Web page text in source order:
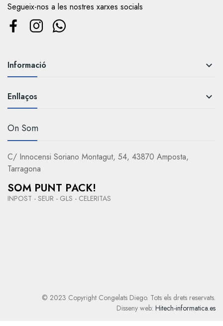
Segueix-nos a les nostres xarxes socials
Informació 
Enllaços 
On Som
C/ Innocensi Soriano Montagut, 54, 43870 Amposta,
Tarragona
SOM PUNT PACK!
INPOST - SEUR - GLS - CELERITAS
© 2023 Copyright Congelats Diego. Tots els drets reservats.
Disseny web: Hitech-informatica.es